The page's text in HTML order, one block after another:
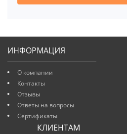
ИНФОРМАЦИЯ
О компании
Контакты
Отзывы
Ответы на вопросы
Сертификаты
КЛИЕНТАМ